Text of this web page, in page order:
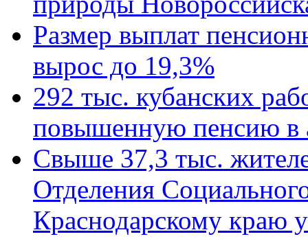
Размер выплат
вырос до 19,3%
292 тыс. кубанских
повышенную пенсию в
Свыше 37,3 тыс.
Отделения
Краснодарскому краю